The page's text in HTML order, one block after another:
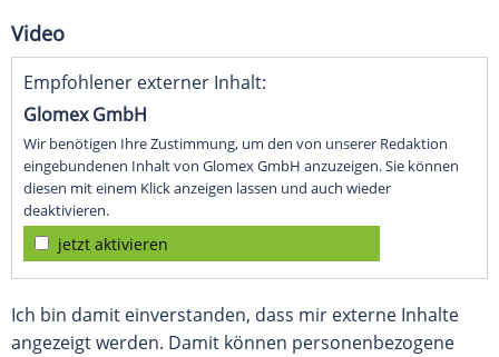
Video
Empfohlener externer Inhalt:
Glomex GmbH
Wir benötigen Ihre Zustimmung, um den von unserer Redaktion
eingebundenen Inhalt von Glomex GmbH anzuzeigen. Sie können
diesen mit einem Klick anzeigen lassen und auch wieder
deaktivieren.
jetzt aktivieren
Ich bin damit einverstanden, dass mir externe Inhalte
angezeigt werden. Damit können personenbezogene